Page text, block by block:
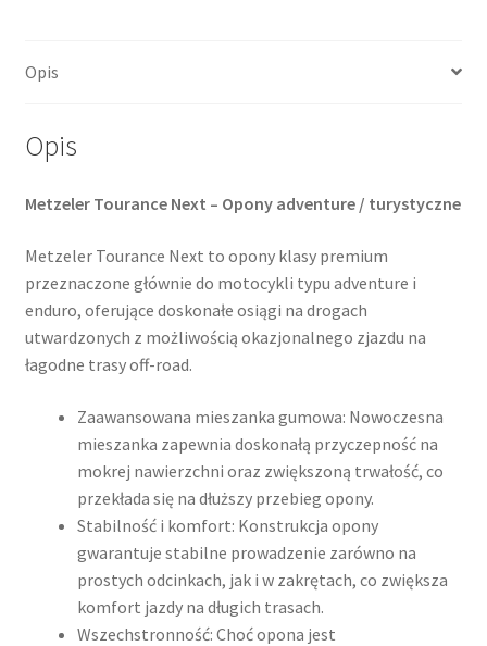
Opis
Opis
Metzeler Tourance Next – Opony adventure / turystyczne
Metzeler Tourance Next to opony klasy premium
przeznaczone głównie do motocykli typu adventure i
enduro, oferujące doskonałe osiągi na drogach
utwardzonych z możliwością okazjonalnego zjazdu na
łagodne trasy off-road.​
Zaawansowana mieszanka gumowa: Nowoczesna
mieszanka zapewnia doskonałą przyczepność na
mokrej nawierzchni oraz zwiększoną trwałość, co
przekłada się na dłuższy przebieg opony.
Stabilność i komfort: Konstrukcja opony
gwarantuje stabilne prowadzenie zarówno na
prostych odcinkach, jak i w zakrętach, co zwiększa
komfort jazdy na długich trasach.
Wszechstronność: Choć opona jest